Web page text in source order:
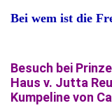
Bei wem ist die
Besuch bei
Haus v. Jutta
Kumpeline von